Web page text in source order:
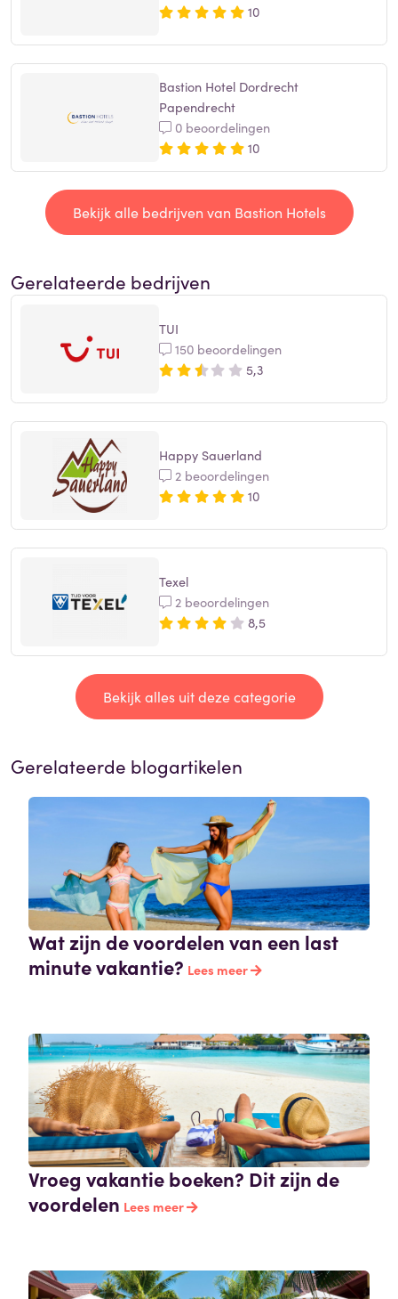
10
Bastion Hotel Dordrecht
Papendrecht
0 beoordelingen
10
Bekijk alle bedrijven van Bastion Hotels
Gerelateerde bedrijven
TUI
150 beoordelingen
5,3
Happy Sauerland
2 beoordelingen
10
Texel
2 beoordelingen
8,5
Bekijk alles uit deze categorie
Gerelateerde blogartikelen
Wat zijn de voordelen van een last
minute vakantie? Lees meer
Vroeg vakantie boeken? Dit zijn de
voordelen Lees meer